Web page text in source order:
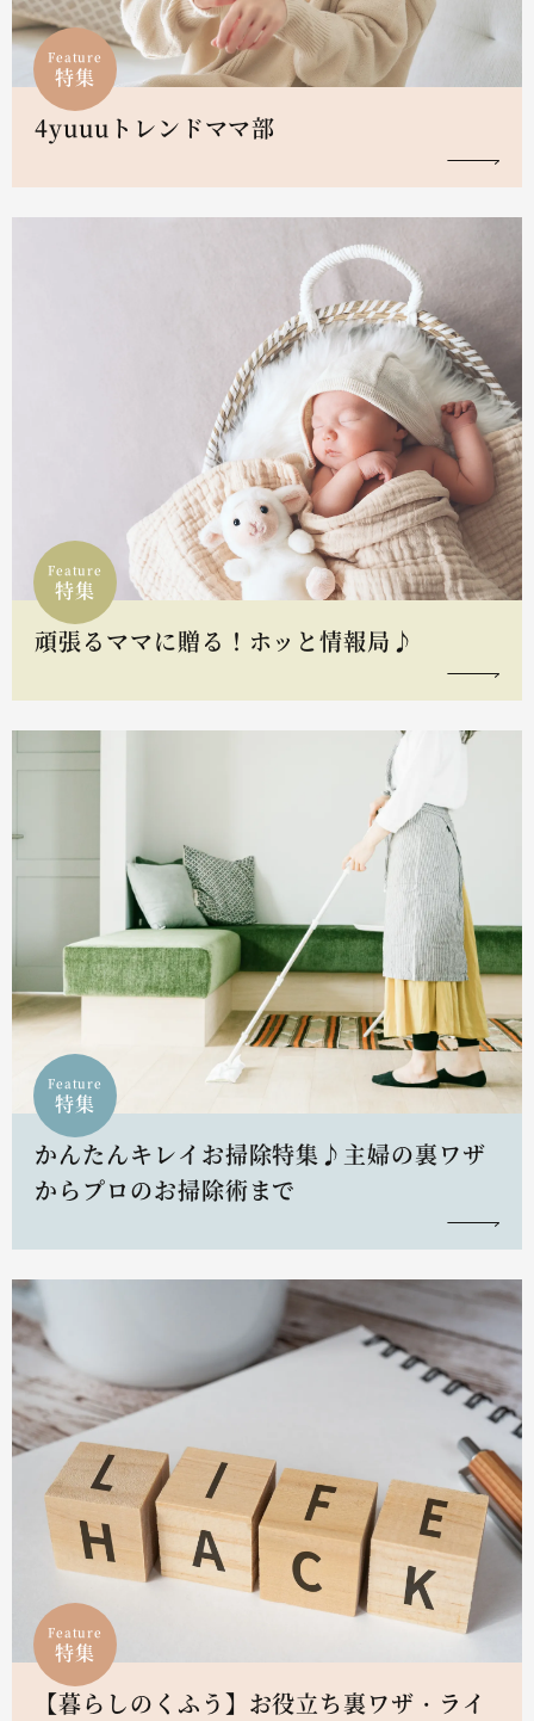
Feature
特集
4yuuuトレンドママ部
Feature
特集
頑張るママに贈る！ホッと情報局♪
Feature
特集
かんたんキレイお掃除特集♪主婦の裏ワザ
からプロのお掃除術まで
Feature
特集
【暮らしのくふう】お役立ち裏ワザ・ライ